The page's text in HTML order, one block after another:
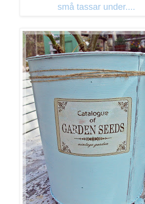
små tassar under....